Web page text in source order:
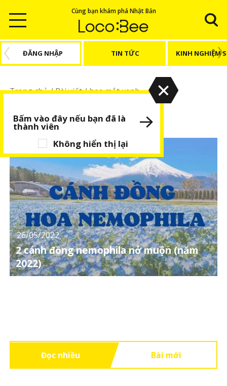
Cùng bạn khám phá Nhật Bản
ĐĂNG NHẬP TIN TỨC KINH NGHIỆM
Trang chủ/Bài viết/hoa mắt xanh
hoa mắt xanh
26/05/2022
2 cánh đồng nemophila nở muộn (năm
2022)
Đọc nhiều Bài mới
Không hiển thị lại
Bấm vào đây nếu bạn đã là
thành viên